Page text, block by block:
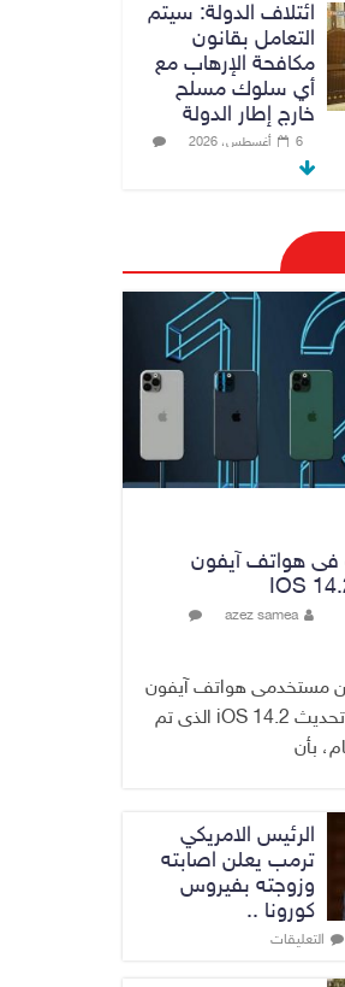
ائتلاف الدولة: سيتم
التعامل بقانون
مكافحة الإرهاب مع
أي سلوك مسلح
خارج إطار الدولة
6 أغسطس، 2026
رئيس هيئة النزاهة:
لا مظلة تحمي
الفاسدين والمال
العام أمانة
6 أغسطس، 2026
No Comment
الدخيل والشمري
الأمنية في نينوى
وجهود دعم الاستقرار
مستشار الزيدي
فرضية “كسب
الزمن” لجمع
الإيرادات
No Comment
هواتف آيفون
azez samea
مستخدمى هواتف آيفون
الذين حصلوا على تحديث iOS 14.2 الذى تم
بأن
الرئيس الامريكي
ترمب يعلن اصابته
وزوجته بفيروس
كورونا ..
التعليقات